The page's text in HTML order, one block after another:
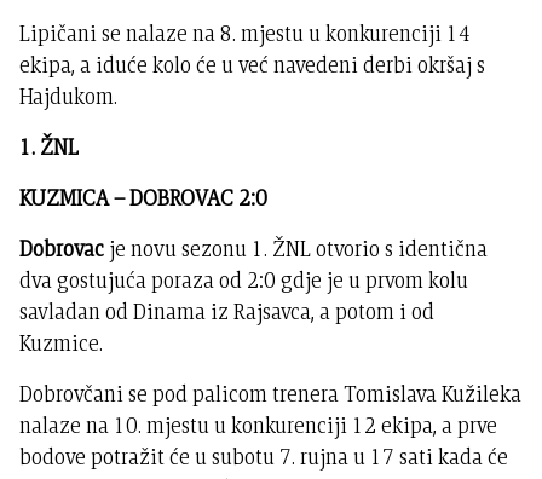
Lipičani se nalaze na 8. mjestu u konkurenciji 14
ekipa, a iduće kolo će u već navedeni derbi okršaj s
Hajdukom.
1. ŽNL
KUZMICA – DOBROVAC 2:0
Dobrovac je novu sezonu 1. ŽNL otvorio s identična
dva gostujuća poraza od 2:0 gdje je u prvom kolu
savladan od Dinama iz Rajsavca, a potom i od
Kuzmice.
Dobrovčani se pod palicom trenera Tomislava Kužileka
nalaze na 10. mjestu u konkurenciji 12 ekipa, a prve
bodove potražit će u subotu 7. rujna u 17 sati kada će